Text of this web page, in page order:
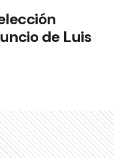
de Luis